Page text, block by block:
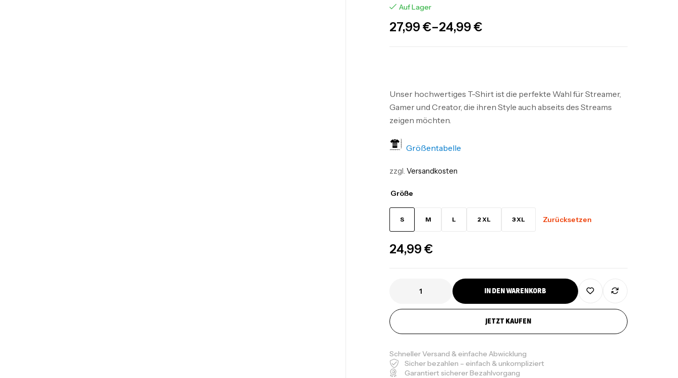
Auf Lager
24,99 €
–
27,99 €
Unser hochwertiges T-Shirt ist die perfekte Wahl für Streamer,
Gamer und Creator, die ihren Style auch abseits des Streams
zeigen möchten.
Größentabelle
zzgl. Versandkosten
Größe
S M L 2 XL 3 XL Zurücksetzen
24,99 €
IN DEN WARENKORB
JETZT KAUFEN
Schneller Versand & einfache Abwicklung
Sicher bezahlen – einfach & unkompliziert
Garantiert sicherer Bezahlvorgang